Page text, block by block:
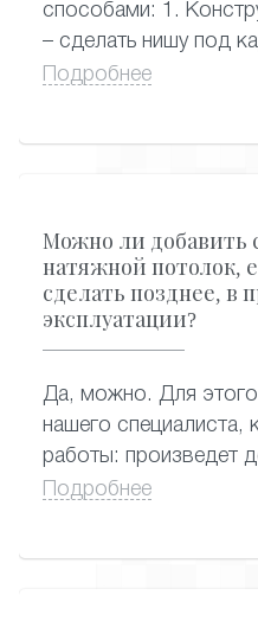
способами: 1.
– сделать нишу под
смотрится очень
Подробнее
Можно ли добавить
натяжной потолок,
сделать позднее, в
эксплуатации?
Да, можно. Для
нашего специалиста,
работы: произведет
сделает отверстия
Подробнее